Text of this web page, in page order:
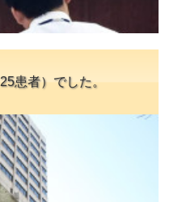
患者）でした。